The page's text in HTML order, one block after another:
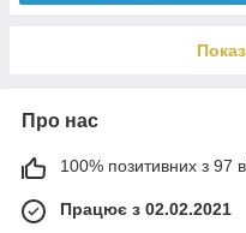
Про нас
100% позитивних з 97
Працює з 02.02.2021